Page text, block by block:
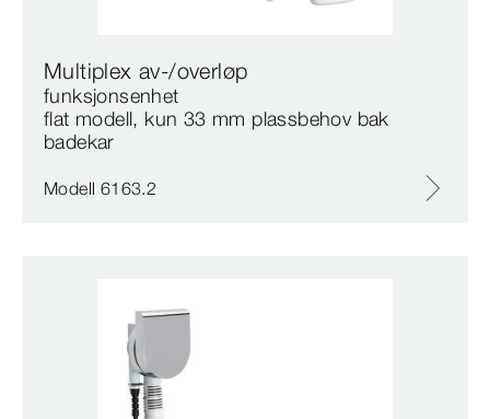
Multiplex av-/overløp
funksjonsenhet
flat modell, kun 33 mm plassbehov bak
badekar
Modell 6163.2